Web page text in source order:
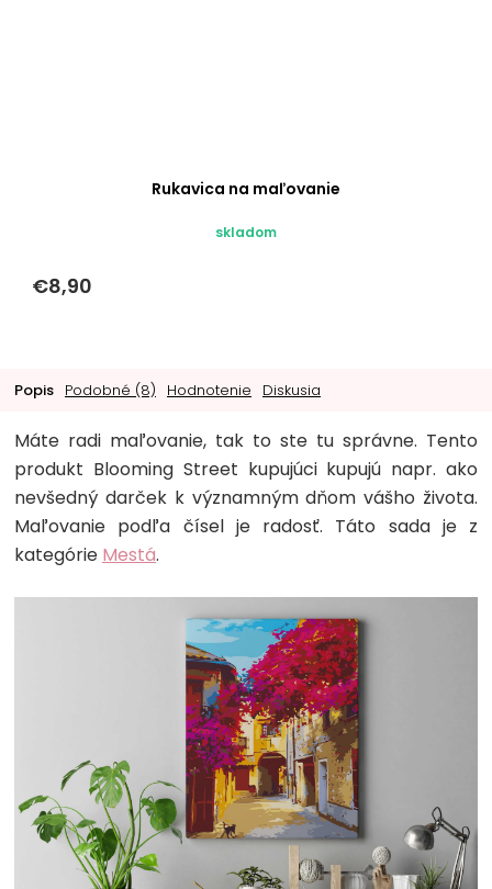
Rukavica na maľovanie
skladom
€8,90
Popis Podobné (8) Hodnotenie Diskusia
Máte radi maľovanie, tak to ste tu správne. Tento
produkt Blooming Street kupujúci kupujú napr. ako
nevšedný darček k významným dňom vášho života.
Maľovanie podľa čísel je radosť. Táto sada je z
kategórie Mestá.